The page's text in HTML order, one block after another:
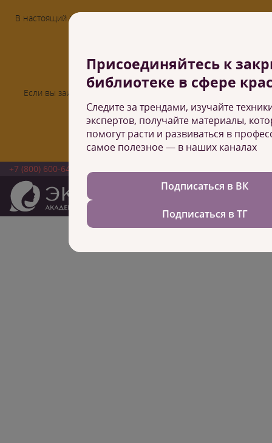
В настоящий момент учебный центр работает только с курсами
ОНЛАЙН КУРСЫ
Если вы заинтересованы в открытии школы по франшизе, то
свяжитесь с нами
ПОДРОБНЕЕ О ФРАНШИЗЕ
+7 (800) 600-64-17
Присоединяйтесь к
библиотеке в сфере
Следите за трендами, изучайте
экспертов, получайте материалы,
помогут расти и развиваться в
самое полезное — в наших каналах
Подписаться в ВК
Подписаться в ТГ